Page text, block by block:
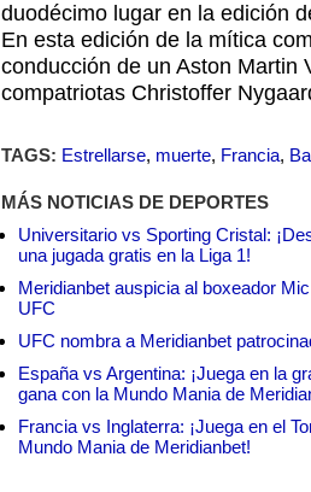
duodécimo lugar en la edición
En esta edición de la mítica
conducción de un Aston Martin
compatriotas Christoffer
TAGS: Estrellarse, muerte, Francia,
MÁS NOTICIAS DE DEPORTES
Universitario vs Sporting Cristal:
una jugada gratis en la Liga 1!
Meridianbet auspicia al boxeador
UFC
UFC nombra a Meridianbet
España vs Argentina: ¡Juega en la
gana con la Mundo Mania de
Francia vs Inglaterra: ¡Juega en el
Mundo Mania de Meridianbet!